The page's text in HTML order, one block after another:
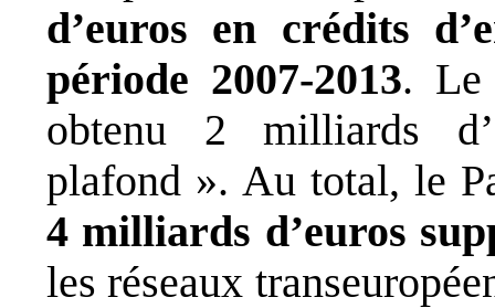
d’euros en crédits
période 2007-2013. Le
obtenu 2 milliards
plafond ». Au total, le
4 milliards d’euros
les réseaux